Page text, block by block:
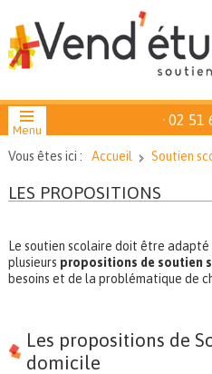
02 51
Vous êtes ici : Accueil Soutien
LES PROPOSITIONS
Le soutien scolaire doit être
plusieurs propositions de soutien
besoins et de la problématique de
Les propositions de
domicile
Menu